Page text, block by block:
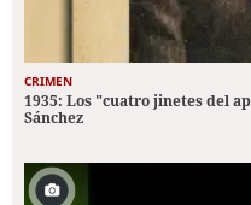
CRIMEN
1935: Los "cuatro jinetes del
Sánchez